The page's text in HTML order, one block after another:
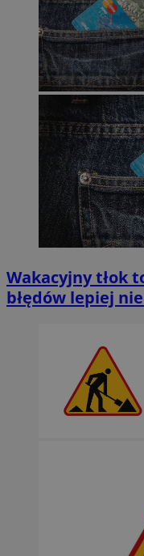
Wakacyjny tłok
błędów lepiej